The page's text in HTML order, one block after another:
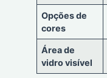
Opções de
cores
Área de
vidro visível